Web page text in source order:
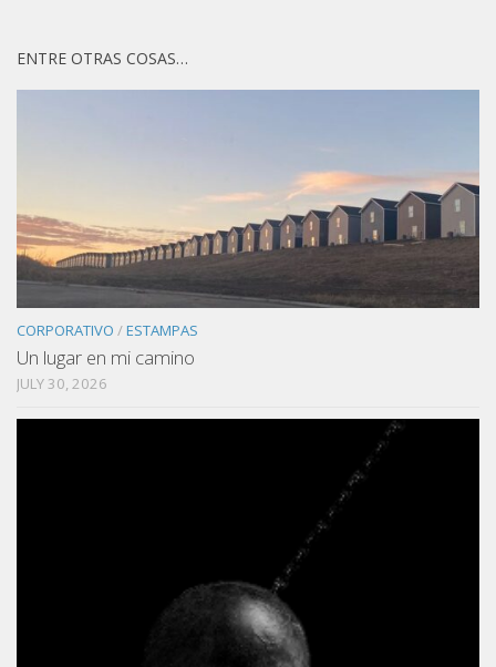
ENTRE OTRAS COSAS…
CORPORATIVO /ESTAMPAS
Un lugar en mi camino
JULY 30, 2026